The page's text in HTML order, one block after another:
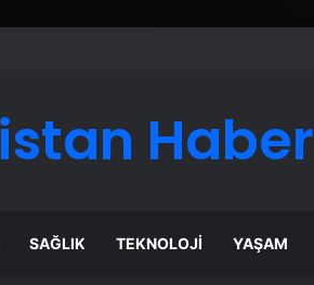
Haber
SAĞLIK TEKNOLOJI YAŞAM